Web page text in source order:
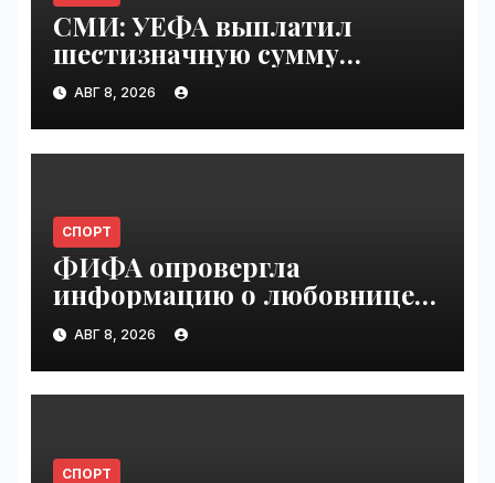
СМИ: УЕФА выплатил
шестизначную сумму
любовнице Инфантино |
VseTime.ru
АВГ 8, 2026
СПОРТ
ФИФА опровергла
информацию о любовнице
Инфантино | VseTime.ru
АВГ 8, 2026
СПОРТ